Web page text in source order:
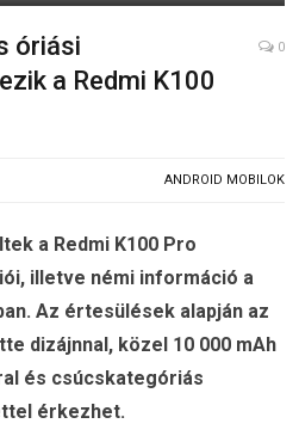
óriási
a Redmi K100
0
ANDROID MOBILOK
a Redmi K100 Pro
illetve némi információ a
Az értesülések alapján az
dizájnnal, közel 10 000 mAh
és csúcskategóriás
érkezhet.